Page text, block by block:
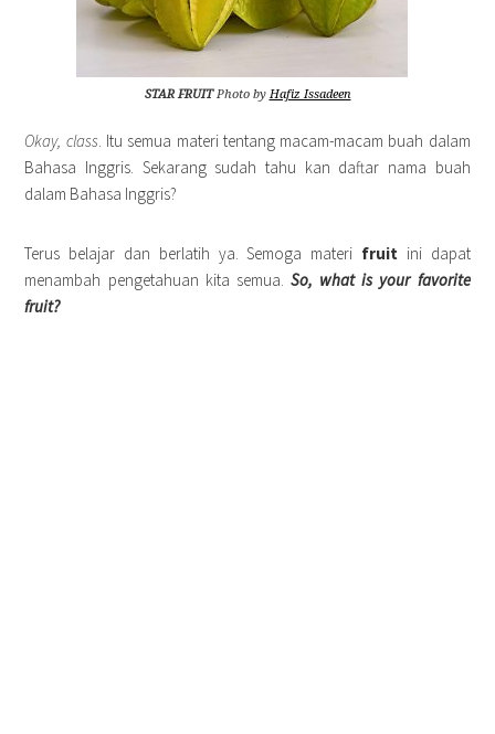
STAR FRUIT Photo by Hafiz Issadeen
Okay, class. Itu semua materi tentang macam-macam buah dalam
Bahasa Inggris. Sekarang sudah tahu kan daftar nama buah
dalam Bahasa Inggris?
Terus belajar dan berlatih ya. Semoga materi fruit ini dapat
menambah pengetahuan kita semua. So, what is your favorite
fruit?